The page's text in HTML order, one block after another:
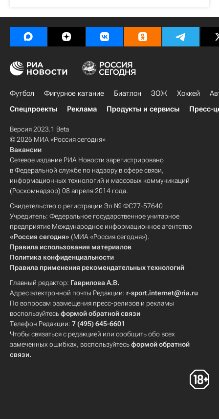
Футбол Фигурное катание Биатлон ЗОЖ Хоккей
Спецпроекты
Реклама Продукты и сервисы Пресс-
Версия 2023.1 Beta
© 2026 МИА «Россия сегодня»
Вакансии
Сетевое издание РИА Новости зарегистрировано
в Федеральной службе по надзору в сфере связи,
информационных технологий и массовых коммуникаций
(Роскомнадзор) 08 апреля 2014 года.
Свидетельство о регистрации Эл № ФС77-57640
Учредитель: Федеральное государственное унитарное
предприятие Международное информационное агентство
«Россия сегодня» (МИА «Россия сегодня»).
Правила использования материалов
Политика конфиденциальности
Правила применения рекомендательных технологий
Главный редактор: Гаврилова А.В.
Адрес электронной почты Редакции: r-sport.internet@ria.ru
По вопросам размещения пресс-релизов и рекламы
воспользуйтесьформой обратной связи
Телефон Редакции: 7 (495) 645-6601
Чтобы связаться с редакцией или сообщить обо всех
замеченных ошибках, воспользуйтесьформой обратной
связи.